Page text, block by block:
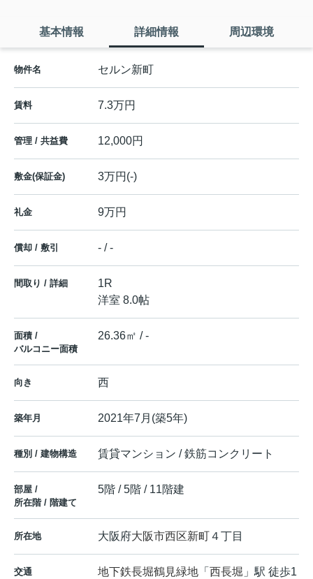
基本情報 詳細情報 周辺環境
物件名 セルン新町
賃料 7.3万円
管理 / 共益費 12,000円
敷金(保証金) 3万円(-)
礼金 9万円
償却 / 敷引 - / -
間取り / 詳細
1R
洋室 8.0帖
面積 /
バルコニー面積
26.36㎡ / -
向き 西
築年月 2021年7月(築5年)
種別 / 建物構造 賃貸マンション / 鉄筋コンクリート
部屋 /
所在階 / 階建て
5階 / 5階 / 11階建
所在地 大阪府大阪市西区新町４丁目
交通 地下鉄長堀鶴見緑地 「 西長堀 」駅 徒歩1